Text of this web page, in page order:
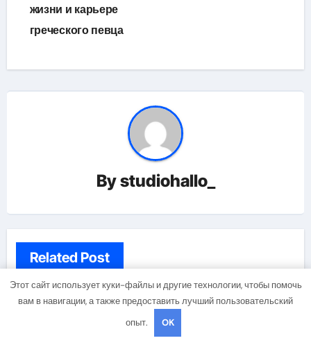
жизни и карьере
греческого певца
Bystudiohallo_
Related Post
Этот сайт использует куки-файлы и другие технологии, чтобы помочь
вам в навигации, а также предоставить лучший пользовательский
опыт.
OK